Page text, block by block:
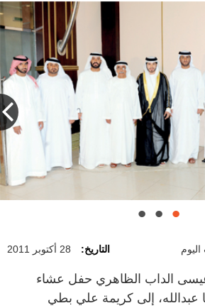
اليوم التاريخ: 28 أكتوبر 2011
الداب الظاهري حفل عشاء
عبدالله، إلى كريمة علي بطي